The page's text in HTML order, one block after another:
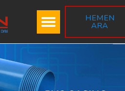
HEMEN
ARA